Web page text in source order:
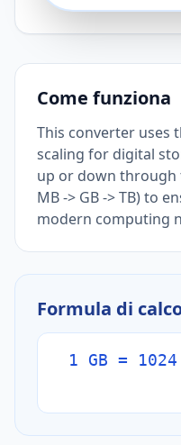
Come funziona
This converter uses
scaling for digital
up or down through
MB -> GB -> TB) to
modern computing
Formula di
1 GB =